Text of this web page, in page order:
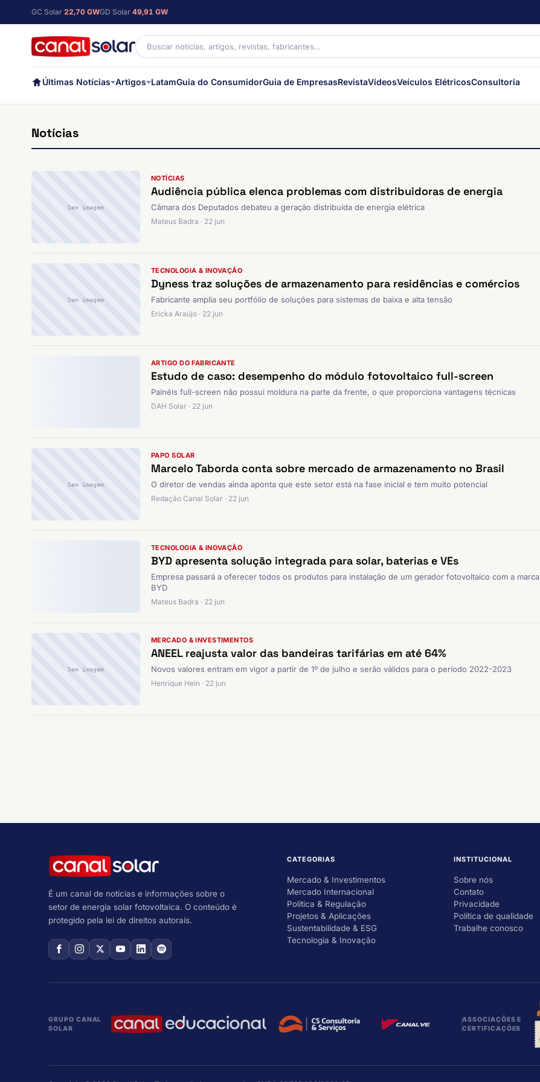
GC Solar 22,70 GWGD Solar 49,91 GW
Últimas Notícias Artigos LatamGuia do ConsumidorGuia de EmpresasRevistaVídeosVeículos ElétricosConsultoria
Notícias
Sem imagem
NOTÍCIAS
Audiência pública elenca problemas com distribuidoras de energia
Câmara dos Deputados debateu a geração distribuída de energia elétrica
Mateus Badra · 22 jun
Sem imagem
TECNOLOGIA & INOVAÇÃO
Dyness traz soluções de armazenamento para residências e comércios
Fabricante amplia seu portfólio de soluções para sistemas de baixa e alta tensão
Ericka Araújo · 22 jun
ARTIGO DO FABRICANTE
Estudo de caso: desempenho do módulo fotovoltaico full-screen
Painéis full-screen não possui moldura na parte da frente, o que proporciona vantagens técnicas
DAH Solar · 22 jun
Sem imagem
PAPO SOLAR
Marcelo Taborda conta sobre mercado de armazenamento no Brasil
O diretor de vendas ainda aponta que este setor está na fase inicial e tem muito potencial
Redação Canal Solar · 22 jun
TECNOLOGIA & INOVAÇÃO
BYD apresenta solução integrada para solar, baterias e VEs
Empresa passará a oferecer todos os produtos para instalação de um gerador fotovoltaico com a marca
BYD
Mateus Badra · 22 jun
Sem imagem
MERCADO & INVESTIMENTOS
ANEEL reajusta valor das bandeiras tarifárias em até 64%
Novos valores entram em vigor a partir de 1º de julho e serão válidos para o período 2022-2023
Henrique Hein · 22 jun
É um canal de notícias e informações sobre o
setor de energia solar fotovoltaica. O conteúdo é
protegido pela lei de direitos autorais.
CATEGORIAS
Mercado & Investimentos
Mercado Internacional
Política & Regulação
Projetos & Aplicações
Sustentabilidade & ESG
Tecnologia & Inovação
INSTITUCIONAL
Sobre nós
Contato
Privacidade
Política de qualidade
Trabalhe conosco
GRUPO CANAL
SOLAR
ASSOCIAÇÕES E
CERTIFICAÇÕES